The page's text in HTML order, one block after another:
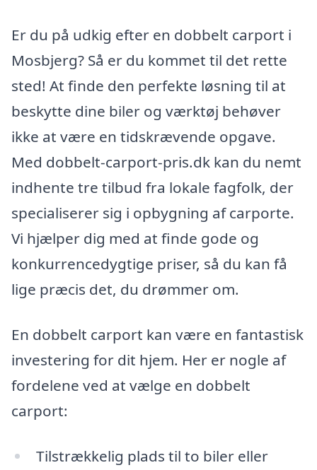
Er du på udkig efter en dobbelt carport i
Mosbjerg? Så er du kommet til det rette
sted! At finde den perfekte løsning til at
beskytte dine biler og værktøj behøver
ikke at være en tidskrævende opgave.
Med dobbelt-carport-pris.dk kan du nemt
indhente tre tilbud fra lokale fagfolk, der
specialiserer sig i opbygning af carporte.
Vi hjælper dig med at finde gode og
konkurrencedygtige priser, så du kan få
lige præcis det, du drømmer om.
En dobbelt carport kan være en fantastisk
investering for dit hjem. Her er nogle af
fordelene ved at vælge en dobbelt
carport:
Tilstrækkelig plads til to biler eller